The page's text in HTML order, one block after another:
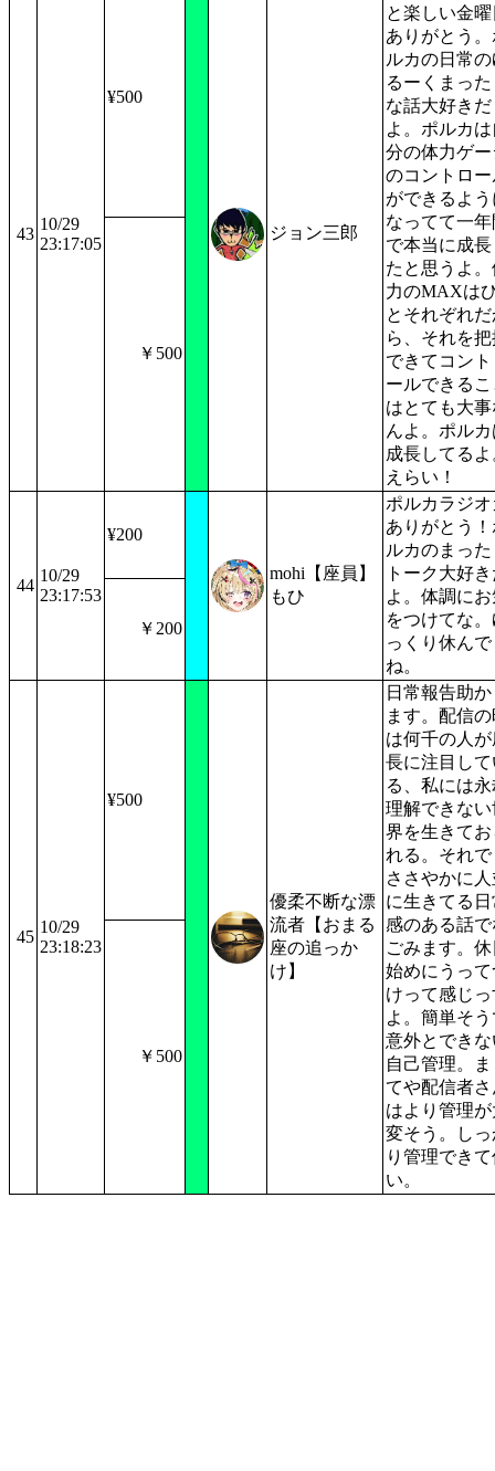
43
10/29
23:17:05
¥500
ジョン三郎
と楽しい金曜
ありがとう。
ルカの日常の
るーくまった
な話大好きだ
よ。ポルカは
分の体力ゲー
のコントロー
ができるよう
なってて一年
で本当に成長
たと思うよ。
力のMAXは
とそれぞれだ
ら、それを把
できてコント
ールできるこ
はとても大事
んよ。ポルカ
成長してるよ
えらい！
￥500
44
10/29
23:17:53
¥200
mohi【座員】
もひ
ポルカラジオ
ありがとう！
ルカのまった
トーク大好
よ。体調にお
をつけてな。
っくり休んで
ね。
￥200
45
10/29
23:18:23
¥500
優柔不断な漂
流者【おまる
座の追っか
け】
日常報告助か
ます。配信の
は何千の人が
長に注目して
る、私には永
理解できない
界を生きてお
れる。それで
ささやかに人
に生きてる日
感のある話で
ごみます。休
始めにうって
けって感じっ
よ。簡単そう
意外とできな
自己管理。ま
てや配信者さ
はより管理が
変そう。しっ
り管理できて
い。
￥500